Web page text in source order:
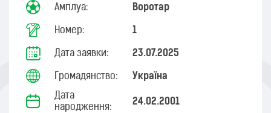
Амплуа: Воротар
Номер: 1
Дата заявки: 23.07.2025
Громадянство: Україна
Дата
народження:
24.02.2001